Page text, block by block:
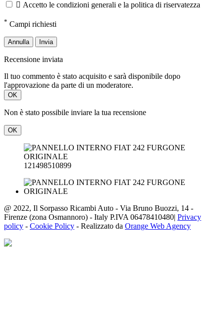
 Accetto le condizioni generali e la politica di riservatezza
* Campi richiesti
Annulla Invia
Recensione inviata
Il tuo commento è stato acquisito e sarà disponibile dopo
l'approvazione da parte di un moderatore.
OK
Non è stato possibile inviare la tua recensione
OK
121498510899
@ 2022, Il Sorpasso Ricambi Auto - Via Bruno Buozzi, 14 -
Firenze (zona Osmannoro) - Italy P.IVA 06478410480| Privacy
policy - Cookie Policy - Realizzato da Orange Web Agency